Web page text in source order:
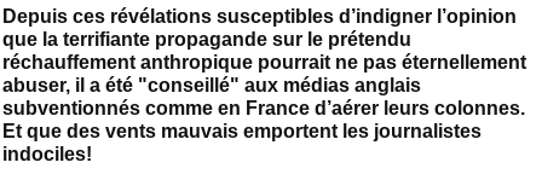
Depuis ces révélations susceptibles d’indigner l’opinion
que la terrifiante propagande sur le prétendu
réchauffement anthropique pourrait ne pas éternellement
abuser, il a été "conseillé" aux médias anglais
subventionnés comme en France d’aérer leurs colonnes.
Et que des vents mauvais emportent les journalistes
indociles!